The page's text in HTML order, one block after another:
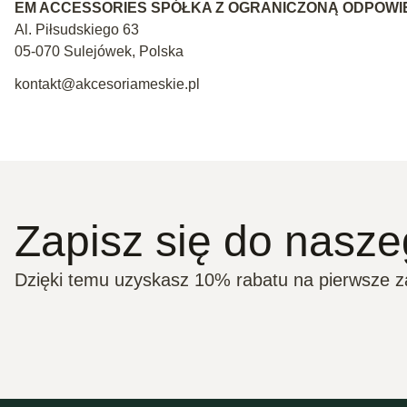
EM ACCESSORIES SPÓŁKA Z OGRANICZONĄ
Al. Piłsudskiego 63
05-070 Sulejówek, Polska
kontakt@akcesoriameskie.pl
Zapisz się do
Dzięki temu uzyskasz 10% rabatu na pierwsze